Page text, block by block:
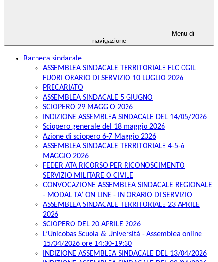
Menu di
navigazione
Bacheca sindacale
ASSEMBLEA SINDACALE TERRITORIALE FLC CGIL
FUORI ORARIO DI SERVIZIO 10 LUGLIO 2026
PRECARIATO
ASSEMBLEA SINDACALE 5 GIUGNO
SCIOPERO 29 MAGGIO 2026
INDIZIONE ASSEMBLEA SINDACALE DEL 14/05/2026
Sciopero generale del 18 maggio 2026
Azione di sciopero 6-7 Maggio 2026
ASSEMBLEA SINDACALE TERRITORIALE 4-5-6
MAGGIO 2026
FEDER ATA RICORSO PER RICONOSCIMENTO
SERVIZIO MILITARE O CIVILE
CONVOCAZIONE ASSEMBLEA SINDACALE REGIONALE
- MODALITA’ ON LINE - IN ORARIO DI SERVIZIO
ASSEMBLEA SINDACALE TERRITORIALE 23 APRILE
2026
SCIOPERO DEL 20 APRILE 2026
L’Unicobas Scuola & Università - Assemblea online
15/04/2026 ore 14:30-19:30
INDIZIONE ASSEMBLEA SINDACALE DEL 13/04/2026